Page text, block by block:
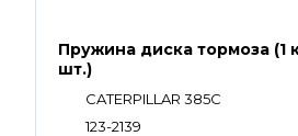
Пружина диска тормоза (1
шт.)
CATERPILLAR 385C
123-2139